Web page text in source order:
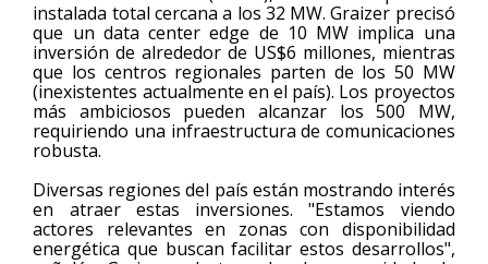
instalada total cercana a los 32 MW. Graizer precisó
que un data center edge de 10 MW implica una
inversión de alrededor de US$6 millones, mientras
que los centros regionales parten de los 50 MW
(inexistentes actualmente en el país). Los proyectos
más ambiciosos pueden alcanzar los 500 MW,
requiriendo una infraestructura de comunicaciones
robusta.
Diversas regiones del país están mostrando interés
en atraer estas inversiones. "Estamos viendo
actores relevantes en zonas con disponibilidad
energética que buscan facilitar estos desarrollos",